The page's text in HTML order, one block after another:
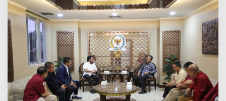
A
N
L
o
w
A
p
r
e
s